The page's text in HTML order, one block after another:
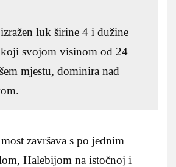
luk širine 4 i dužine
svojom visinom od 24
mjestu, dominira nad
završava s po jednim
Halebijom na istočnoj i